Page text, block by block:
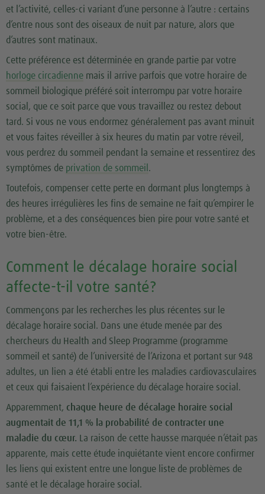
et l’activité, celles-ci variant d’une personne à l’autre : certains
d’entre nous sont des oiseaux de nuit par nature, alors que
d’autres sont matinaux.
Cette préférence est déterminée en grande partie par votre
horloge circadienne mais il arrive parfois que votre horaire de
sommeil biologique préféré soit interrompu par votre horaire
social, que ce soit parce que vous travaillez ou restez debout
tard. Si vous ne vous endormez généralement pas avant minuit
et vous faites réveiller à six heures du matin par votre réveil,
vous perdrez du sommeil pendant la semaine et ressentirez des
symptômes de privation de sommeil .
Toutefois, compenser cette perte en dormant plus longtemps à
des heures irrégulières les fins de semaine ne fait qu’empirer le
problème, et a des conséquences bien pire pour votre santé et
votre bien-être.
Comment le décalage horaire social
affecte-t-il votre santé?
Commençons par les recherches les plus récentes sur le
décalage horaire social. Dans une étude menée par des
chercheurs du Health and Sleep Programme (programme
sommeil et santé) de l’université de l’Arizona et portant sur 948
adultes, un lien a été établi entre les maladies cardiovasculaires
et ceux qui faisaient l’expérience du décalage horaire social.
Apparemment, chaque heure de décalage horaire social
augmentait de 11,1 % la probabilité de contracter une
maladie du cœur. La raison de cette hausse marquée n’était pas
apparente, mais cette étude inquiétante vient encore confirmer
les liens qui existent entre une longue liste de problèmes de
santé et le décalage horaire social.